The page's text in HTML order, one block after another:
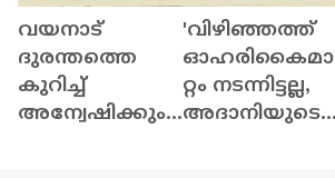
വയനാട്
ദുരന്തത്തെ
കുറിച്ച്
അന്വേഷിക്കും;
'വിഴിഞ്ഞത്ത്
ഓഹരികൈമാ
റ്റം നടന്നിട്ടല്ല,
അദാനിയുടെ